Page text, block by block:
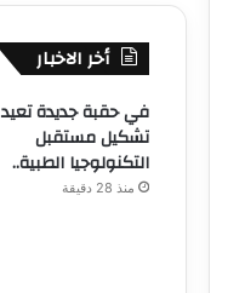
أخر الاخبار
في حقبة جديدة تعيد
تشكيل مستقبل
التكنولوجيا الطبية..
منذ 28 دقيقة